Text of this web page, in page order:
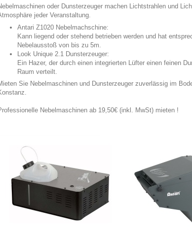
oder Dunsterzeuger machen Lichtstrahlen und
jeder Veranstaltung.
Antari Z1020 Nebelmachschine:
Kann liegend oder stehend betrieben werden und hat
Nebelausstoß von bis zu 5m.
Look Unique 2.1 Dunsterzeuger:
Ein Hazer, der durch einen integrierten Lüfter einen feinen
Raum verteilt.
Sie Nebelmaschinen und Dunsterzeuger zuverlässig im
Nebelmaschinen ab 19,50€ (inkl. MwSt) mieten !